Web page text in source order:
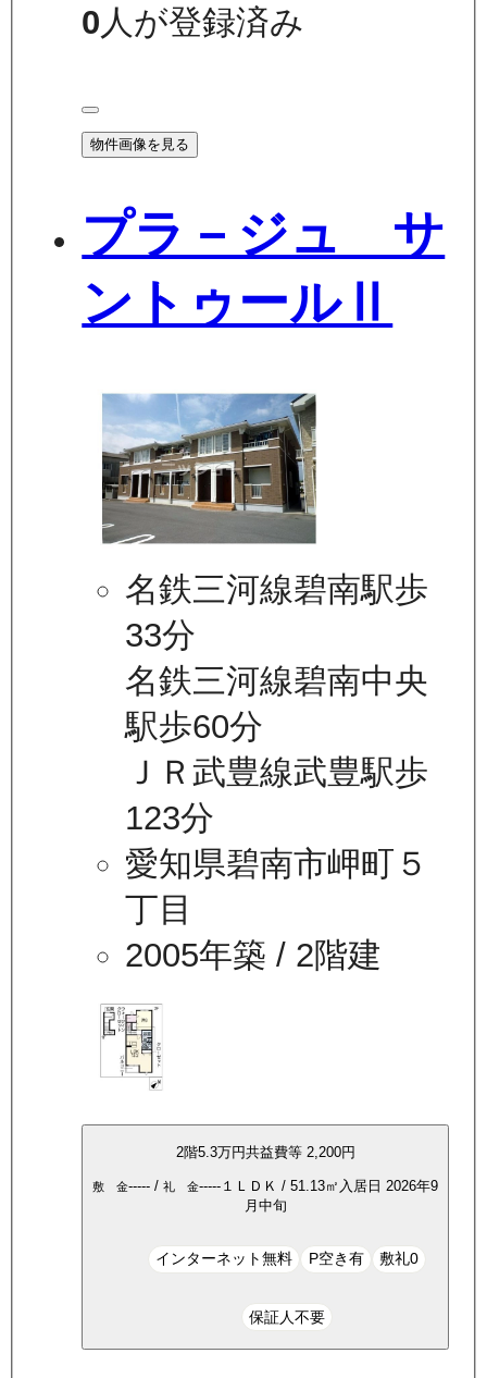
0 人が登録済み
物件画像を見る
プラ－ジュ サ
ントゥールⅡ
名鉄三河線碧南駅歩
33分
名鉄三河線碧南中央
駅歩60分
ＪＲ武豊線武豊駅歩
123分
愛知県碧南市岬町５
丁目
2005年築 / 2階建
2階5.3万円共益費等 2,200円
敷 金----- / 礼 金----- １ＬＤＫ / 51.13㎡ 入居日 2026年9
月中旬
インターネット無料 P空き有 敷礼0
保証人不要